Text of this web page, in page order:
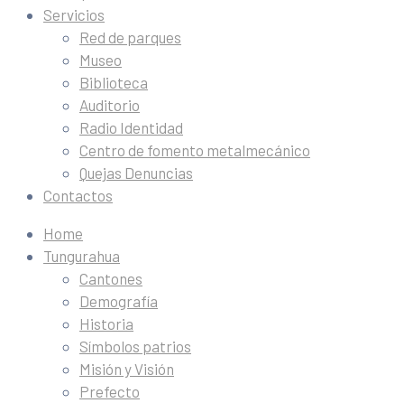
Servicios
Red de parques
Museo
Biblioteca
Auditorio
Radio Identidad
Centro de fomento metalmecánico
Quejas Denuncias
Contactos
Home
Tungurahua
Cantones
Demografía
Historia
Símbolos patrios
Misión y Visión
Prefecto